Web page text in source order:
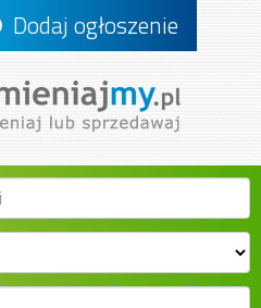
Dodaj ogłoszenie